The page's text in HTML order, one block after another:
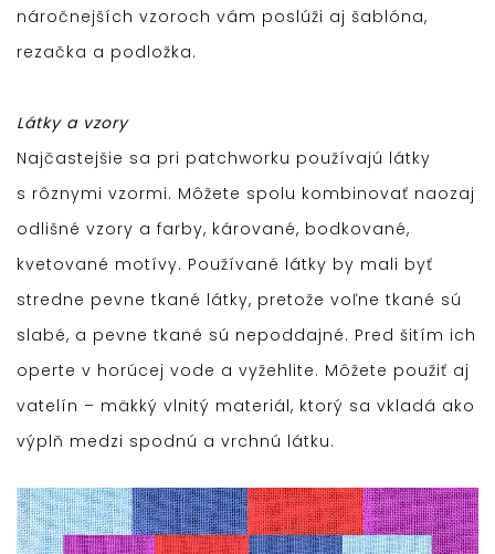
náročnejších vzoroch vám poslúži aj šablóna,
rezačka a podložka.
Látky a vzory
Najčastejšie sa pri patchworku používajú látky
s rôznymi vzormi. Môžete spolu kombinovať naozaj
odlišné vzory a farby, kárované, bodkované,
kvetované motívy. Používané látky by mali byť
stredne pevne tkané látky, pretože voľne tkané sú
slabé, a pevne tkané sú nepoddajné. Pred šitím ich
operte v horúcej vode a vyžehlite. Môžete použiť aj
vatelín – mäkký vlnitý materiál, ktorý sa vkladá ako
výplň medzi spodnú a vrchnú látku.